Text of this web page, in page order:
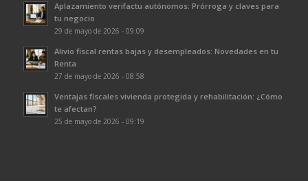
Aplazamiento verifactu autónomos: Prórroga y claves para
tu negocio
29 de mayo de 2026 - 09:09
Alivio fiscal rentas bajas y desempleados: Novedades en tu
Renta
27 de mayo de 2026 - 08:58
Ventajas fiscales vivienda protegida y rehabilitación: ¿Cómo
te afectan?
25 de mayo de 2026 - 09:19